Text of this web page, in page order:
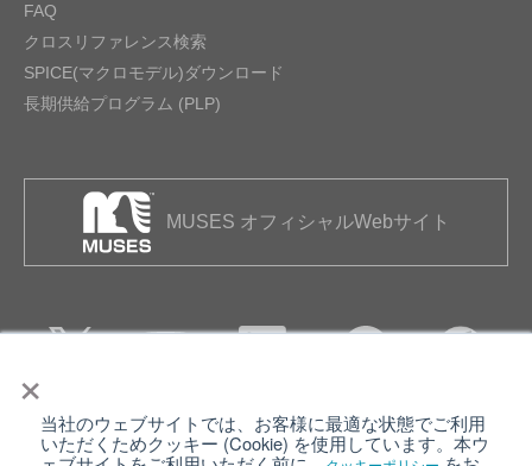
×
当社のウェブサイトでは、お客様に最適な状態でご利用
いただくためクッキー (Cookie) を使用しています。本ウ
FAQ
クロスリファレンス検索
SPICE(マクロモデル)ダウンロード
長期供給プログラム (PLP)
MUSES オフィシャルWebサイト
個人情報保護について ウェブサイト利用規約